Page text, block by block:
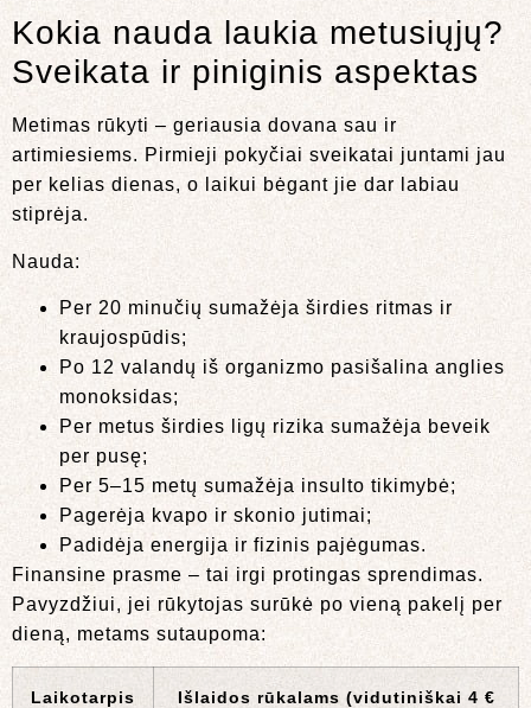
Kokia nauda laukia metusiųjų?
Sveikata ir piniginis aspektas
Metimas rūkyti – geriausia dovana sau ir
artimiesiems. Pirmieji pokyčiai sveikatai juntami jau
per kelias dienas, o laikui bėgant jie dar labiau
stiprėja.
Nauda:
Per 20 minučių sumažėja širdies ritmas ir
kraujospūdis;
Po 12 valandų iš organizmo pasišalina anglies
monoksidas;
Per metus širdies ligų rizika sumažėja beveik
per pusę;
Per 5–15 metų sumažėja insulto tikimybė;
Pagerėja kvapo ir skonio jutimai;
Padidėja energija ir fizinis pajėgumas.
Finansine prasme – tai irgi protingas sprendimas.
Pavyzdžiui, jei rūkytojas surūkė po vieną pakelį per
dieną, metams sutaupoma:
Laikotarpis Išlaidos rūkalams (vidutiniškai 4 €